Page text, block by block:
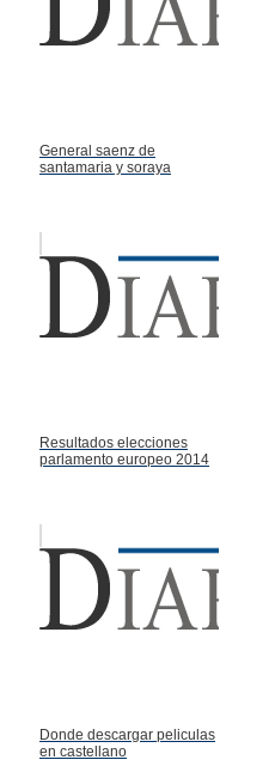
General saenz de
santamaria y soraya
Resultados elecciones
parlamento europeo 2014
Donde descargar peliculas
en castellano